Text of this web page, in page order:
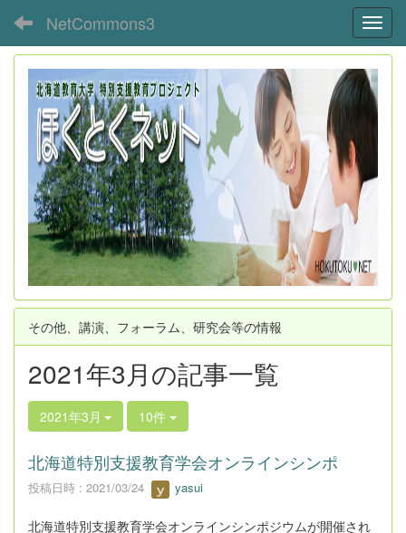
NetCommons3
その他、講演、フォーラム、研究会等の情報
2021年3月の記事一覧
2021年3月 10件
北海道特別支援教育学会オンラインシンポ
投稿日時 : 2021/03/24 yasui
北海道特別支援教育学会オンラインシンポジウムが開催され